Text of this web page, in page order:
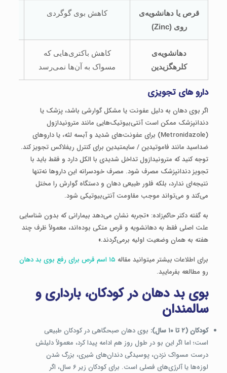
قرص یا دهانشویه‌ی
روی (Zinc)
کاهش بوی گوگردی
دهانشویه‌ی
کلرهگزیدین
کاهش باکتری‌هایی که
مسواک به آن‌ها نمی‌رسد
دارو های تجویزی
اگر بوی دهان به دلیل عفونت یا مشکل گوارشی باشد، پزشک یا
دندانپزشک ممکن است آنتی‌بیوتیک‌هایی مانند مترونیدازول
(Metronidazole) برای عفونت‌های شدید و آبسه لثه، یا داروهای
ضداسید مانند فاموتیدین / سایمتیدین برای کنترل ریفلاکس تجویز کند.
توجه کنید که مترونیدازول تداخل شدیدی با الکل دارد و فقط باید با
تجویز دندانپزشک مصرف شود. مصرف خودسرانه این داروها نه‌تنها
نتیجه‌ای ندارد، بلکه فلور طبیعی دهان و دستگاه گوارش را مختل
می‌کند و می‌تواند موجب مقاومت آنتی‌بیوتیکی شود.
به گفته دکتر حاکم‌زاده: «تجربه نشان می‌دهد بیمارانی که بدون شناسایی
علت اصلی فقط به دهانشویه و قرص متکی بوده‌اند، معمولاً ظرف چند
هفته به همان وضعیت اولیه برمی‌گردند.»
برای اطلاعات بیشتر میتوانید مقاله ۱۵ اسم قرص برای رفع بوی بد دهان
رو مطالعه بفرمایید.
بوی بد دهان در کودکان، بارداری و
سالمندان
کودکان (۲ تا ۱۰ سال):
بوی دهان صبحگاهی در کودکان طبیعی
است؛ اما اگر این بو در طول روز هم ادامه پیدا کرد، معمولاً دلیلش
درست مسواک نزدن، پوسیدگی دندان‌های شیری، بزرگ شدن
لوزه‌ها یا آلرژی‌های فصلی است. برای کودکان زیر ۶ سال، اگر